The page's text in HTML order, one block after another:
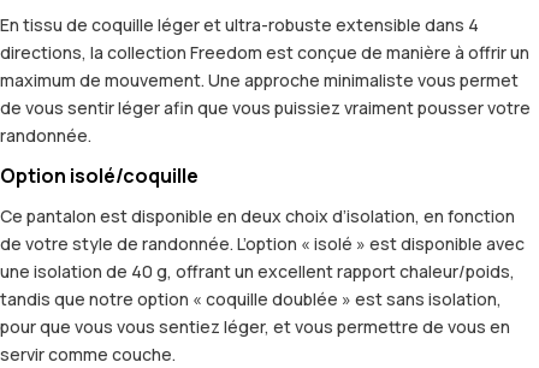
En tissu de coquille léger et ultra-robuste extensible dans 4
directions, la collection Freedom est conçue de manière à offrir un
maximum de mouvement. Une approche minimaliste vous permet
de vous sentir léger afin que vous puissiez vraiment pousser votre
randonnée.
Option isolé/coquille
Ce pantalon est disponible en deux choix d’isolation, en fonction
de votre style de randonnée. L’option « isolé » est disponible avec
une isolation de 40 g, offrant un excellent rapport chaleur/poids,
tandis que notre option « coquille doublée » est sans isolation,
pour que vous vous sentiez léger, et vous permettre de vous en
servir comme couche.